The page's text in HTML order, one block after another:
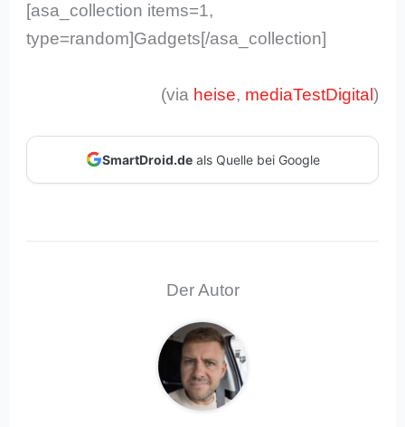
[asa_collection items=1,
type=random]Gadgets[/asa_collection]
(via heise, mediaTestDigital)
SmartDroid.deals Quelle bei Google
Der Autor